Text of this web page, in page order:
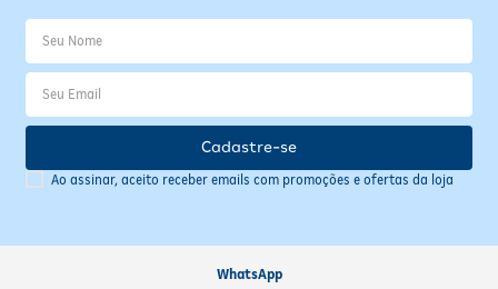
Ao assinar, aceito receber emails com promoções e ofertas da loja
Cadastre-se
WhatsApp